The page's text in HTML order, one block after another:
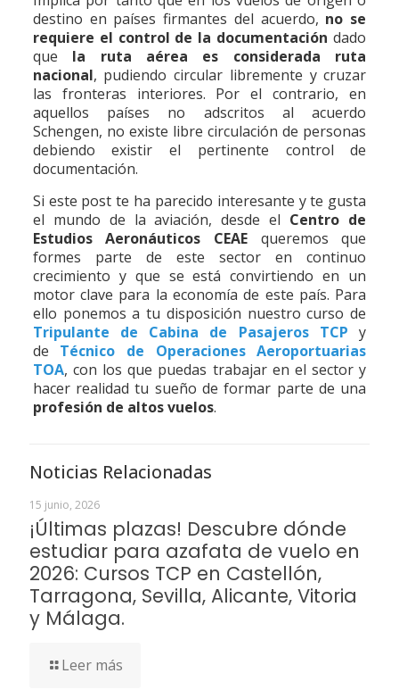
destino en países firmantes del acuerdo, no se
requiere el control de la documentación dado
que la ruta aérea es considerada ruta
nacional, pudiendo circular libremente y cruzar
las fronteras interiores. Por el contrario, en
aquellos países no adscritos al acuerdo
Schengen, no existe libre circulación de personas
debiendo existir el pertinente control de
documentación.
Si este post te ha parecido interesante y te gusta
el mundo de la aviación, desde el Centro de
Estudios Aeronáuticos CEAE queremos que
formes parte de este sector en continuo
crecimiento y que se está convirtiendo en un
motor clave para la economía de este país. Para
ello ponemos a tu disposición nuestro curso de
Tripulante de Cabina de Pasajeros TCP y
de Técnico de Operaciones Aeroportuarias
TOA, con los que puedas trabajar en el sector y
hacer realidad tu sueño de formar parte de una
profesión de altos vuelos.
Noticias Relacionadas
15 junio, 2026
¡Últimas plazas! Descubre dónde
estudiar para azafata de vuelo en
2026: Cursos TCP en Castellón,
Tarragona, Sevilla, Alicante, Vitoria
y Málaga.
Leer más